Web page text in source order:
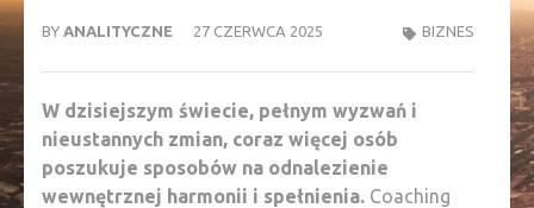
BY ANALITYCZNE 27 CZERWCA 2025 BIZNES
W dzisiejszym świecie, pełnym wyzwań i
nieustannych zmian, coraz więcej osób
poszukuje sposobów na odnalezienie
wewnętrznej harmonii i spełnienia. Coaching